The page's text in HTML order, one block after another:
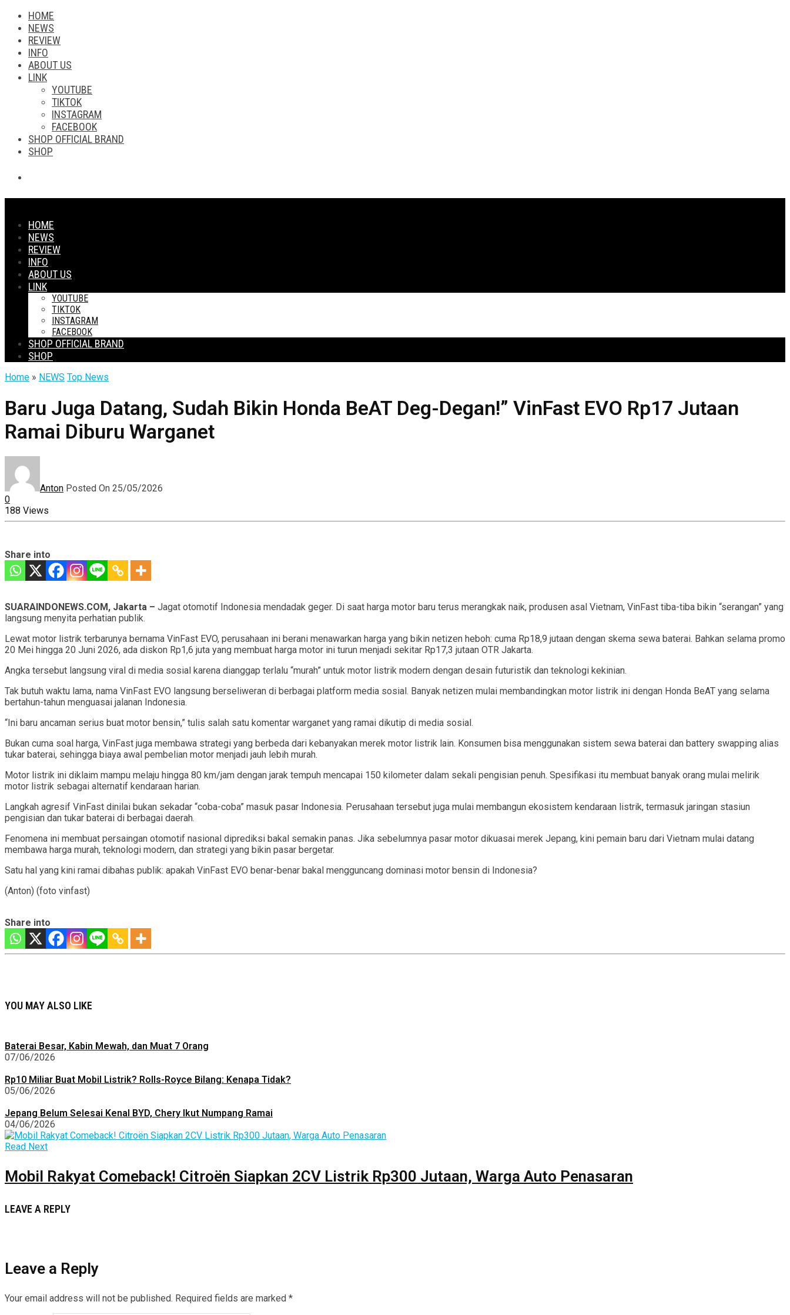
HOME
NEWS
REVIEW
INFO
ABOUT US
LINK
YOUTUBE
TIKTOK
INSTAGRAM
FACEBOOK
SHOP OFFICIAL BRAND
SHOP
HOME
NEWS
REVIEW
INFO
ABOUT US
LINK
YOUTUBE
TIKTOK
INSTAGRAM
FACEBOOK
SHOP OFFICIAL BRAND
SHOP
Home » NEWS Top News
Baru Juga Datang, Sudah Bikin Honda BeAT Deg-Degan!” VinFast EVO Rp17 Jutaan
Ramai Diburu Warganet
Anton Posted On 25/05/2026
0
188 Views
Share into
SUARAINDONEWS.COM, Jakarta – Jagat otomotif Indonesia mendadak geger. Di saat harga motor baru terus merangkak naik, produsen asal Vietnam, VinFast tiba-tiba bikin “serangan” yang
langsung menyita perhatian publik.
Lewat motor listrik terbarunya bernama VinFast EVO, perusahaan ini berani menawarkan harga yang bikin netizen heboh: cuma Rp18,9 jutaan dengan skema sewa baterai. Bahkan selama promo
20 Mei hingga 20 Juni 2026, ada diskon Rp1,6 juta yang membuat harga motor ini turun menjadi sekitar Rp17,3 jutaan OTR Jakarta.
Angka tersebut langsung viral di media sosial karena dianggap terlalu “murah” untuk motor listrik modern dengan desain futuristik dan teknologi kekinian.
Tak butuh waktu lama, nama VinFast EVO langsung berseliweran di berbagai platform media sosial. Banyak netizen mulai membandingkan motor listrik ini dengan Honda BeAT yang selama
bertahun-tahun menguasai jalanan Indonesia.
“Ini baru ancaman serius buat motor bensin,” tulis salah satu komentar warganet yang ramai dikutip di media sosial.
Bukan cuma soal harga, VinFast juga membawa strategi yang berbeda dari kebanyakan merek motor listrik lain. Konsumen bisa menggunakan sistem sewa baterai dan battery swapping alias
tukar baterai, sehingga biaya awal pembelian motor menjadi jauh lebih murah.
Motor listrik ini diklaim mampu melaju hingga 80 km/jam dengan jarak tempuh mencapai 150 kilometer dalam sekali pengisian penuh. Spesifikasi itu membuat banyak orang mulai melirik
motor listrik sebagai alternatif kendaraan harian.
Langkah agresif VinFast dinilai bukan sekadar “coba-coba” masuk pasar Indonesia. Perusahaan tersebut juga mulai membangun ekosistem kendaraan listrik, termasuk jaringan stasiun
pengisian dan tukar baterai di berbagai daerah.
Fenomena ini membuat persaingan otomotif nasional diprediksi bakal semakin panas. Jika sebelumnya pasar motor dikuasai merek Jepang, kini pemain baru dari Vietnam mulai datang
membawa harga murah, teknologi modern, dan strategi yang bikin pasar bergetar.
Satu hal yang kini ramai dibahas publik: apakah VinFast EVO benar-benar bakal mengguncang dominasi motor bensin di Indonesia?
(Anton) (foto vinfast)
Share into
YOU MAY ALSO LIKE
Baterai Besar, Kabin Mewah, dan Muat 7 Orang
07/06/2026
Rp10 Miliar Buat Mobil Listrik? Rolls-Royce Bilang: Kenapa Tidak?
05/06/2026
Jepang Belum Selesai Kenal BYD, Chery Ikut Numpang Ramai
04/06/2026
Read Next
Mobil Rakyat Comeback! Citroën Siapkan 2CV Listrik Rp300 Jutaan, Warga Auto Penasaran
LEAVE A REPLY
Leave a Reply
Your email address will not be published. Required fields are marked *